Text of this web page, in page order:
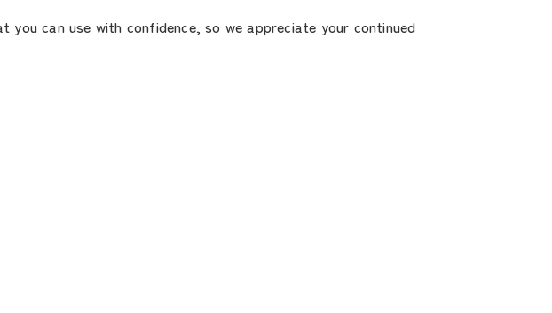
you can use with confidence, so we appreciate your continued